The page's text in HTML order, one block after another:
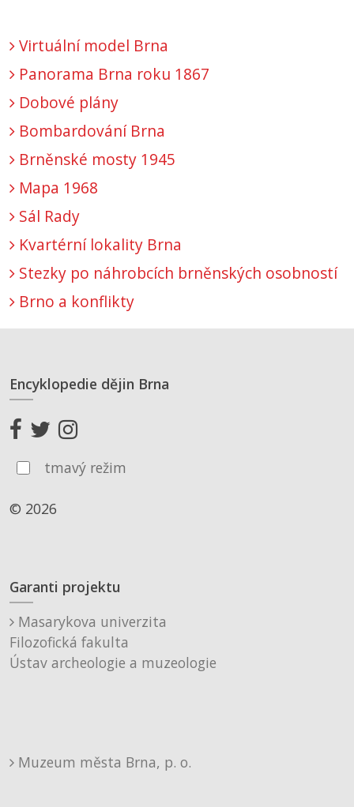
Virtuální model Brna
Panorama Brna roku 1867
Dobové plány
Bombardování Brna
Brněnské mosty 1945
Mapa 1968
Sál Rady
Kvartérní lokality Brna
Stezky po náhrobcích brněnských osobností
Brno a konflikty
Encyklopedie dějin Brna
tmavý režim
© 2026
Garanti projektu
Masarykova univerzita
Filozofická fakulta
Ústav archeologie a muzeologie
Muzeum města Brna, p. o.